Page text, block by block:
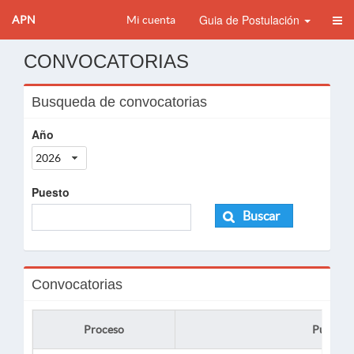
APN Mi cuenta Guia de Postulación
CONVOCATORIAS
Busqueda de convocatorias
Año
2026
Puesto
Buscar
Convocatorias
Proceso Puesto